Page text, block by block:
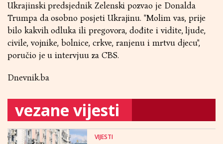
Ukrajinski predsjednik Zelenski pozvao je Donalda
Trumpa da osobno posjeti Ukrajinu. "Molim vas, prije
bilo kakvih odluka ili pregovora, dođite i vidite, ljude,
civile, vojnike, bolnice, crkve, ranjenu i mrtvu djecu",
poručio je u intervjuu za CBS.
Dnevnik.ba
vezane vijesti
VIJESTI